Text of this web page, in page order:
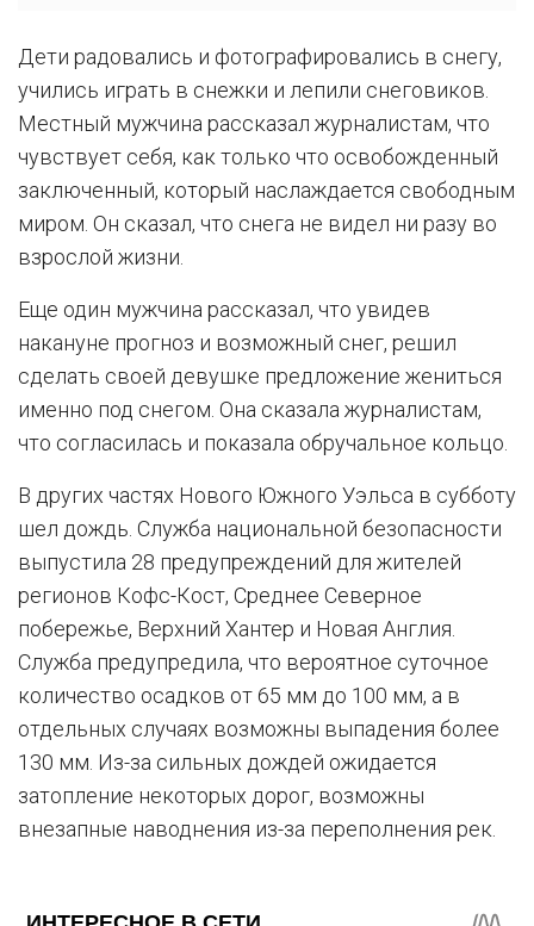
Дети радовались и фотографировались в снегу,
учились играть в снежки и лепили снеговиков.
Местный мужчина рассказал журналистам, что
чувствует себя, как только что освобожденный
заключенный, который наслаждается свободным
миром. Он сказал, что снега не видел ни разу во
взрослой жизни.
Еще один мужчина рассказал, что увидев
накануне прогноз и возможный снег, решил
сделать своей девушке предложение жениться
именно под снегом. Она сказала журналистам,
что согласилась и показала обручальное кольцо.
В других частях Нового Южного Уэльса в субботу
шел дождь. Служба национальной безопасности
выпустила 28 предупреждений для жителей
регионов Кофс-Кост, Среднее Северное
побережье, Верхний Хантер и Новая Англия.
Служба предупредила, что вероятное суточное
количество осадков от 65 мм до 100 мм, а в
отдельных случаях возможны выпадения более
130 мм. Из-за сильных дождей ожидается
затопление некоторых дорог, возможны
внезапные наводнения из-за переполнения рек.